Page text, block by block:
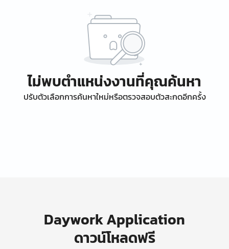
ไม่พบตำแหน่งงานที่คุณค้นหา
ปรับตัวเลือกการค้นหาใหม่หรือตรวจสอบตัวสะกดอีกครั้ง
Daywork Application
ดาวน์โหลดฟรี